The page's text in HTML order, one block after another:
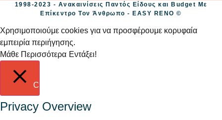
1998-2023 - Ανακαινίσεις Παντός Είδους και Budget Με
Επίκεντρο Τον Άνθρωπο - EASY RENO ©
Χρησιμοποιούμε cookies για να προσφέρουμε κορυφαία
εμπειρία περιήγησης.
Μάθε Περισσότερα Εντάξει!
Close
Privacy Overview